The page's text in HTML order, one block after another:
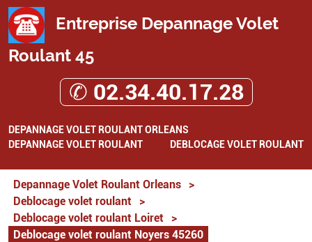
Entreprise Depannage Volet
Roulant 45
✆ 02.34.40.17.28
DEPANNAGE VOLET ROULANT ORLEANS
DEPANNAGE VOLET ROULANT
DEBLOCAGE VOLET ROULANT
Depannage Volet Roulant Orleans
>
Deblocage volet roulant
>
Deblocage volet roulant Loiret
>
Deblocage volet roulant Noyers 45260